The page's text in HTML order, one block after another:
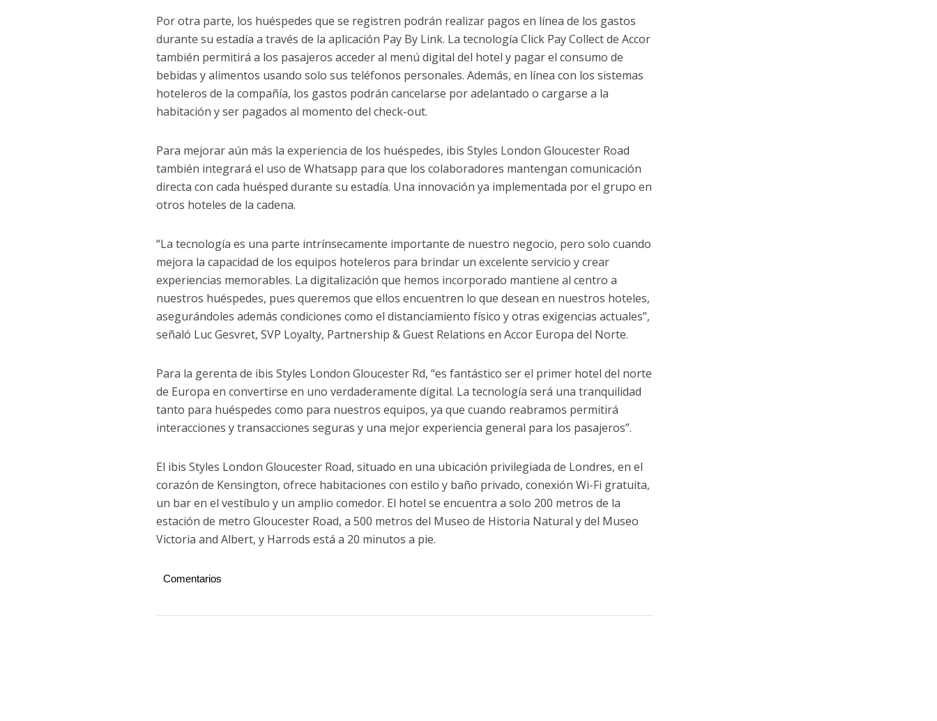
Por otra parte, los huéspedes que se registren podrán realizar pagos en línea de los gastos
durante su estadía a través de la aplicación Pay By Link. La tecnología Click Pay Collect de Accor
también permitirá a los pasajeros acceder al menú digital del hotel y pagar el consumo de
bebidas y alimentos usando solo sus teléfonos personales. Además, en línea con los sistemas
hoteleros de la compañía, los gastos podrán cancelarse por adelantado o cargarse a la
habitación y ser pagados al momento del check-out.
Para mejorar aún más la experiencia de los huéspedes, ibis Styles London Gloucester Road
también integrará el uso de Whatsapp para que los colaboradores mantengan comunicación
directa con cada huésped durante su estadía. Una innovación ya implementada por el grupo en
otros hoteles de la cadena.
“La tecnología es una parte intrínsecamente importante de nuestro negocio, pero solo cuando
mejora la capacidad de los equipos hoteleros para brindar un excelente servicio y crear
experiencias memorables. La digitalización que hemos incorporado mantiene al centro a
nuestros huéspedes, pues queremos que ellos encuentren lo que desean en nuestros hoteles,
asegurándoles además condiciones como el distanciamiento físico y otras exigencias actuales”,
señaló Luc Gesvret, SVP Loyalty, Partnership & Guest Relations en Accor Europa del Norte.
Para la gerenta de ibis Styles London Gloucester Rd, “es fantástico ser el primer hotel del norte
de Europa en convertirse en uno verdaderamente digital. La tecnología será una tranquilidad
tanto para huéspedes como para nuestros equipos, ya que cuando reabramos permitirá
interacciones y transacciones seguras y una mejor experiencia general para los pasajeros”.
El ibis Styles London Gloucester Road, situado en una ubicación privilegiada de Londres, en el
corazón de Kensington, ofrece habitaciones con estilo y baño privado, conexión Wi-Fi gratuita,
un bar en el vestíbulo y un amplio comedor. El hotel se encuentra a solo 200 metros de la
estación de metro Gloucester Road, a 500 metros del Museo de Historia Natural y del Museo
Victoria and Albert, y Harrods está a 20 minutos a pie.
Comentarios